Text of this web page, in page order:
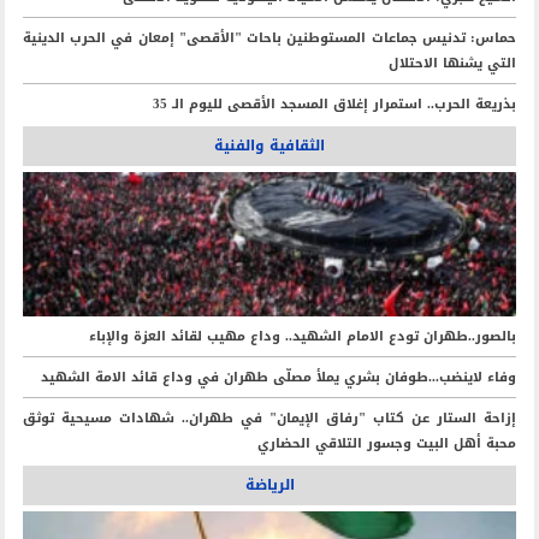
️حماس: تدنيس جماعات المستوطنين باحات "الأقصى" إمعان في الحرب الدينية
التي يشنها الاحتلال
بذريعة الحرب.. استمرار إغلاق المسجد الأقصى لليوم الـ 35
الثقافية والفنية
بالصور..طهران تودع الامام الشهيد.. وداع مهيب لقائد العزة والإباء
وفاء لاينضب...طوفان بشري يملأ مصلّى طهران في وداع قائد الامة الشهيد
إزاحة الستار عن كتاب "رفاق الإيمان" في طهران.. شهادات مسيحية توثق
محبة أهل البيت وجسور التلاقي الحضاري
الرياضة